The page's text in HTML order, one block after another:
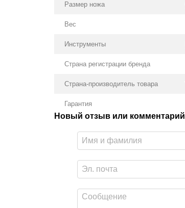
Размер ножа
Вес
Инструменты
Страна регистрации бренда
Страна-производитель товара
Гарантия
Новый отзыв или комментарий